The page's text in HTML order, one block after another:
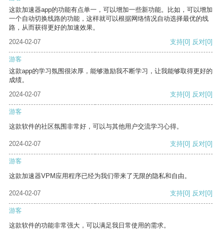
这款加速器app的功能有点单一，可以增加一些新功能。比如，可以增加
一个自动切换线路的功能，这样就可以根据网络情况自动选择最优的线
路，从而获得更好的加速效果。
2024-02-07
支持[0] 反对[0]
游客
这款app的学习氛围很浓厚，能够激励我不断学习，让我能够取得更好的
成绩。
2024-02-07
支持[0] 反对[0]
游客
这款软件的社区氛围非常好，可以与其他用户交流学习心得。
2024-02-07 支持[0] 反对[0]
游客
这款加速器VPM应用程序已经为我们带来了无限的隐私和自由。
2024-02-07 支持[0] 反对[0]
游客
这款软件的功能非常强大，可以满足我日常使用的需求。